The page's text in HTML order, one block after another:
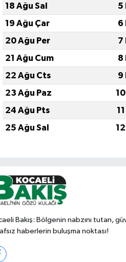
18 Ağu Sal
5
19 Ağu Çar
6
20 Ağu Per
7
21 Ağu Cum
8
22 Ağu Cts
9
23 Ağu Paz
24 Ağu Pts
25 Ağu Sal
Bakış: Bölgenin nabzını tutan,
haberlerin buluşma noktası!